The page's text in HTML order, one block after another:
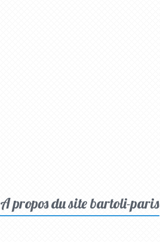
A propos du site bartoli-paris